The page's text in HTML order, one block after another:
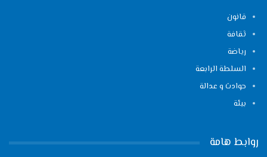
قانون
ثقافة
رياضة
السلطة الرابعة
حوادث و عدالة
بيئة
روابط هامة